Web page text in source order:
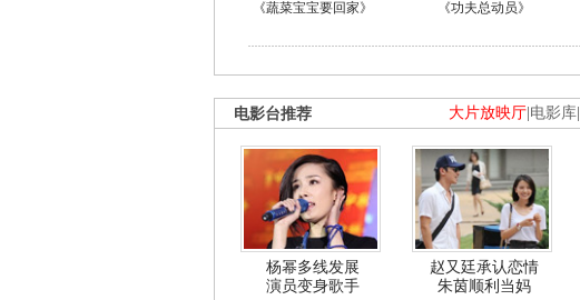
《蔬菜宝宝要回家》 《功夫总动员》
大片放映厅 电影库
电影台推荐
杨幂多线发展
演员变身歌手
赵又廷承认恋情
朱茵顺利当妈